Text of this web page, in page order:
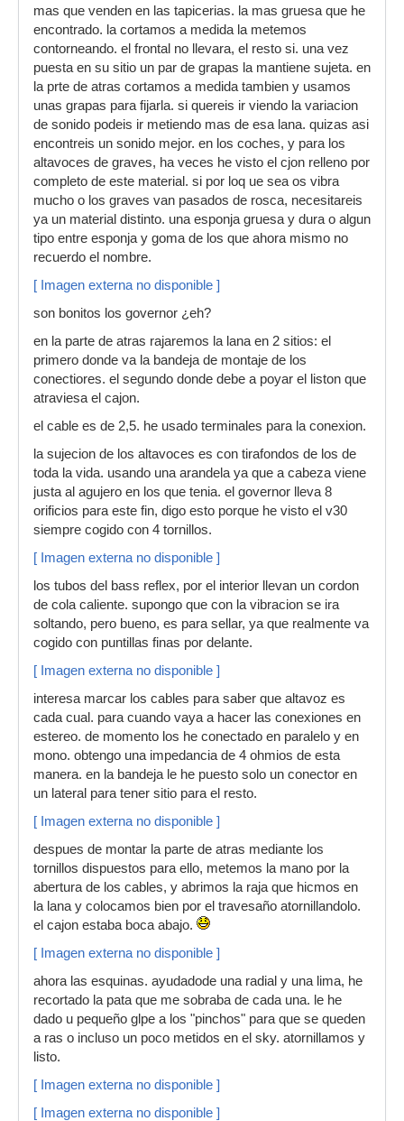
mas que venden en las tapicerias. la mas gruesa que he
encontrado. la cortamos a medida la metemos
contorneando. el frontal no llevara, el resto si. una vez
puesta en su sitio un par de grapas la mantiene sujeta. en
la prte de atras cortamos a medida tambien y usamos
unas grapas para fijarla. si quereis ir viendo la variacion
de sonido podeis ir metiendo mas de esa lana. quizas asi
encontreis un sonido mejor. en los coches, y para los
altavoces de graves, ha veces he visto el cjon relleno por
completo de este material. si por loq ue sea os vibra
mucho o los graves van pasados de rosca, necesitareis
ya un material distinto. una esponja gruesa y dura o algun
tipo entre esponja y goma de los que ahora mismo no
recuerdo el nombre.
[ Imagen externa no disponible ]
son bonitos los governor ¿eh?
en la parte de atras rajaremos la lana en 2 sitios: el
primero donde va la bandeja de montaje de los
conectiores. el segundo donde debe a poyar el liston que
atraviesa el cajon.
el cable es de 2,5. he usado terminales para la conexion.
la sujecion de los altavoces es con tirafondos de los de
toda la vida. usando una arandela ya que a cabeza viene
justa al agujero en los que tenia. el governor lleva 8
orificios para este fin, digo esto porque he visto el v30
siempre cogido con 4 tornillos.
[ Imagen externa no disponible ]
los tubos del bass reflex, por el interior llevan un cordon
de cola caliente. supongo que con la vibracion se ira
soltando, pero bueno, es para sellar, ya que realmente va
cogido con puntillas finas por delante.
[ Imagen externa no disponible ]
interesa marcar los cables para saber que altavoz es
cada cual. para cuando vaya a hacer las conexiones en
estereo. de momento los he conectado en paralelo y en
mono. obtengo una impedancia de 4 ohmios de esta
manera. en la bandeja le he puesto solo un conector en
un lateral para tener sitio para el resto.
[ Imagen externa no disponible ]
despues de montar la parte de atras mediante los
tornillos dispuestos para ello, metemos la mano por la
abertura de los cables, y abrimos la raja que hicmos en
la lana y colocamos bien por el travesaño atornillandolo.
el cajon estaba boca abajo.
[ Imagen externa no disponible ]
ahora las esquinas. ayudadode una radial y una lima, he
recortado la pata que me sobraba de cada una. le he
dado u pequeño glpe a los "pinchos" para que se queden
a ras o incluso un poco metidos en el sky. atornillamos y
listo.
[ Imagen externa no disponible ]
[ Imagen externa no disponible ]